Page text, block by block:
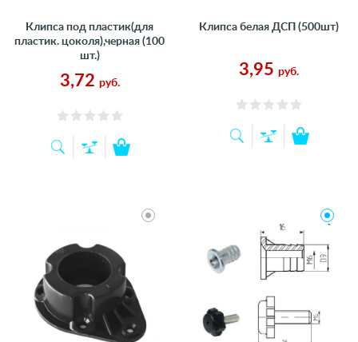
Клипса под пластик(для
пластик. цоколя),черная (100
шт.)
3,72 руб.
Клипса белая ДСП (500шт)
3,95 руб.